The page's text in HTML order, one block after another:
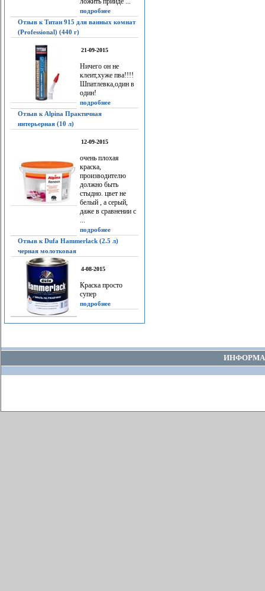
подробнее
Отзыв к Титан 915 для ванных комнат
(Professional) (440 г)
21-09-2015
Ничего он не
клеит,хуже пва!!!!
Шпатлевка,один в
один!
подробнее
Отзыв к Alpina Практичная
интерьерная (10 л)
12-09-2015
очень плохая
краска,
производителю
должно быть
стыдно. цвет не
белый , а серый,
даже в сравнении с
...
подробнее
Отзыв к Dufa Hammerlack (2.5 л)
черная молотковая
4-08-2015
Краска просто
супер
подробнее